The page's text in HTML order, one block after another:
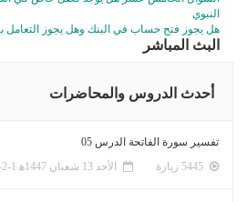
النبوي
هل يجوز فتح حساب في البنك وهل يجوز التعامل
البث المباشر
أحدث الدروس والمحاضرات
تفسير سورة الفاتحة الدرس 05
الأحد 13 شعبان 1447ﻫ 1-2-2026م